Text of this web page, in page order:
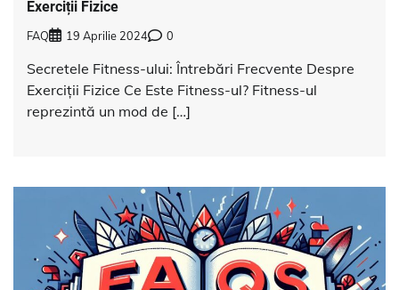
Exerciții Fizice
FAQ 19 Aprilie 2024 0
Secretele Fitness-ului: Întrebări Frecvente Despre
Exerciții Fizice Ce Este Fitness-ul? Fitness-ul
reprezintă un mod de […]